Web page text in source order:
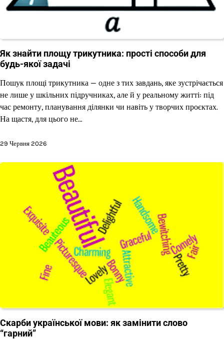
Як знайти площу трикутника: прості способи для
будь-якої задачі
Пошук площі трикутника — одне з тих завдань, яке зустрічається
не лише у шкільних підручниках, але й у реальному житті: під
час ремонту, планування ділянки чи навіть у творчих проєктах.
На щастя, для цього не…
29 Червня 2026
Скарби української мови: як замінити слово
“гарний”